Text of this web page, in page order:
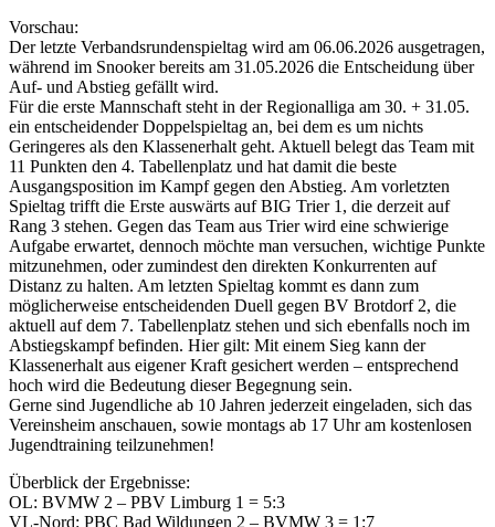
Vorschau:
Der letzte Verbandsrundenspieltag wird am 06.06.2026 ausgetragen,
während im Snooker bereits am 31.05.2026 die Entscheidung über
Auf- und Abstieg gefällt wird.
Für die erste Mannschaft steht in der Regionalliga am 30. + 31.05.
ein entscheidender Doppelspieltag an, bei dem es um nichts
Geringeres als den Klassenerhalt geht. Aktuell belegt das Team mit
11 Punkten den 4. Tabellenplatz und hat damit die beste
Ausgangsposition im Kampf gegen den Abstieg. Am vorletzten
Spieltag trifft die Erste auswärts auf BIG Trier 1, die derzeit auf
Rang 3 stehen. Gegen das Team aus Trier wird eine schwierige
Aufgabe erwartet, dennoch möchte man versuchen, wichtige Punkte
mitzunehmen, oder zumindest den direkten Konkurrenten auf
Distanz zu halten. Am letzten Spieltag kommt es dann zum
möglicherweise entscheidenden Duell gegen BV Brotdorf 2, die
aktuell auf dem 7. Tabellenplatz stehen und sich ebenfalls noch im
Abstiegskampf befinden. Hier gilt: Mit einem Sieg kann der
Klassenerhalt aus eigener Kraft gesichert werden – entsprechend
hoch wird die Bedeutung dieser Begegnung sein.
Gerne sind Jugendliche ab 10 Jahren jederzeit eingeladen, sich das
Vereinsheim anschauen, sowie montags ab 17 Uhr am kostenlosen
Jugendtraining teilzunehmen!
Überblick der Ergebnisse:
OL: BVMW 2 – PBV Limburg 1 = 5:3
VL-Nord: PBC Bad Wildungen 2 – BVMW 3 = 1:7